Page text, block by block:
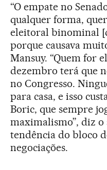
“O empate no
qualquer forma,
eleitoral binominal
porque causava
Mansuy. “Quem for
dezembro terá que
no Congresso.
para casa, e isso
Boric, que sempre
maximalismo”, diz o
tendência do bloco
negociações.